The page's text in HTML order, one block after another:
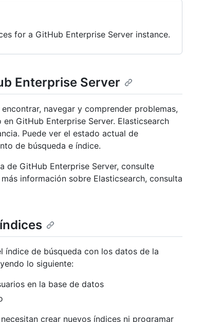
for a GitHub Enterprise Server instance.
Enterprise Server
navegar y comprender problemas,
GitHub Enterprise Server. Elasticsearch
Puede ver el estado actual de
de búsqueda e índice.
de GitHub Enterprise Server, consulte
más información sobre Elasticsearch, consulta
índice de búsqueda con los datos de la
lo siguiente:
en la base de datos
crear nuevos índices ni programar